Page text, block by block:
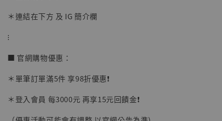
＊連結在下方 及 IG 簡介欄
⁝
■ 官網購物優惠：
＊單筆訂單滿5件 享98折優惠❗️
＊登入會員 每3000元 再享15元回饋金❗️